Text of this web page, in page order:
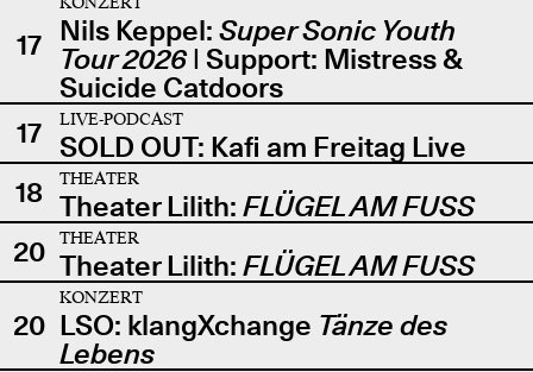
17 Nils Keppel: Super Sonic Youth
Tour 2026| Support: Mistress &
Suicide Catdoors
17
LIVE-PODCAST
SOLD OUT: Kafi am Freitag Live
18
THEATER
Theater Lilith: FLÜGEL AM FUSS
20
THEATER
Theater Lilith: FLÜGEL AM FUSS
20
KONZERT
LSO: klangXchange Tänze des
Lebens